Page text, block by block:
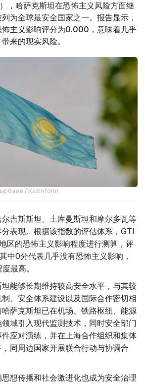
，哈萨克斯坦在恐怖主义风险方面继
为全球最安全国家之一。报告显示，
怖主义影响评分为0.000，意味着几乎
来的现实风险。
/ Kazinform
吉斯斯坦、土库曼斯坦和摩尔多瓦等
表现。根据该指数的评估体系，GTI
区的恐怖主义影响程度进行测算，评
中0分代表几乎没有恐怖主义影响，
最高。
能够长期维持较高安全水平，与其较
、安全体系建设以及国际合作密切相
萨克斯坦已在机场、铁路枢纽、能源
域引入现代监测技术，同时安全部门
应对演练，并在上海合作组织和集体
同周边国家开展联合行动与协调合
想传播和社会激进化也成为安全治理